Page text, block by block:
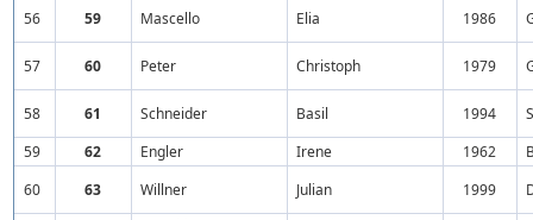
56
59 Mascello Elia 1986
57 60 Peter Christoph 1979
58 61 Schneider Basil 1994
59
62 Engler Irene 1962
60
63 Willner Julian 1999